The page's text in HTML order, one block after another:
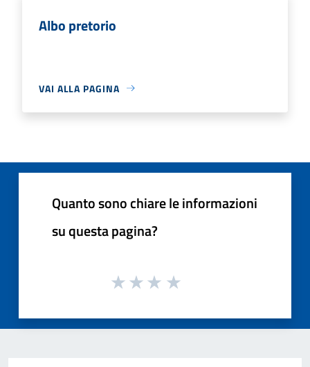
Albo pretorio
VAI ALLA PAGINA
Quanto sono chiare le informazioni
su questa pagina?